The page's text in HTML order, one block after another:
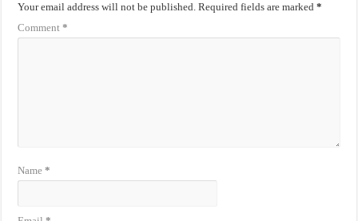
Your email address will not be published. Required fields are marked*
Comment*
Name*